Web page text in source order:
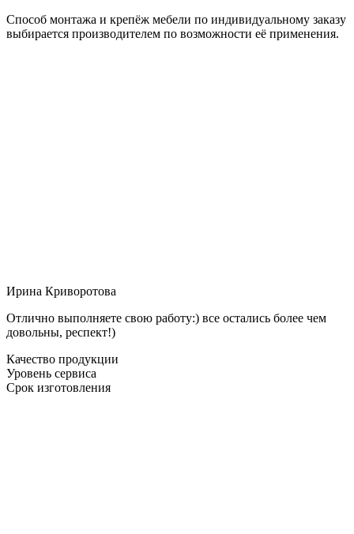
Способ монтажа и крепёж мебели по индивидуальному заказу
выбирается производителем по возможности её применения.
Ирина Криворотова
Отлично выполняете свою работу:) все остались более чем
довольны, респект!)
Качество продукции
Уровень сервиса
Срок изготовления